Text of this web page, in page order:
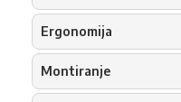
Ergonomija
Montiranje